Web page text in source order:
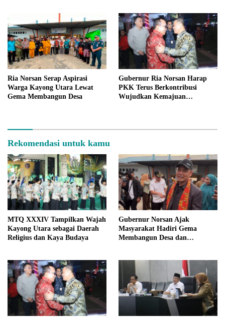
Ria Norsan Serap Aspirasi
Warga Kayong Utara Lewat
Gema Membangun Desa
Gubernur Ria Norsan Harap
PKK Terus Berkontribusi
Wujudkan Kemajuan
Rekomendasi untuk kamu
MTQ XXXIV Tampilkan Wajah
Kayong Utara sebagai Daerah
Religius dan Kaya Budaya
Gubernur Norsan Ajak
Masyarakat Hadiri Gema
Membangun Desa dan